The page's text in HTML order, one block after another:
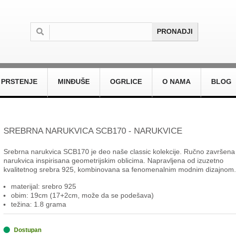
PRSTENJE MINĐUŠE OGRLICE O NAMA BLOG
SREBRNA NARUKVICA SCB170 - NARUKVICE
Srebrna narukvica SCB170 je deo naše classic kolekcije. Ručno završena
narukvica inspirisana geometrijskim oblicima. Napravljena od izuzetno
kvalitetnog srebra 925, kombinovana sa fenomenalnim modnim dizajnom.
materijal: srebro 925
obim: 19cm (17+2cm, može da se podešava)
težina: 1.8 grama
Dostupan